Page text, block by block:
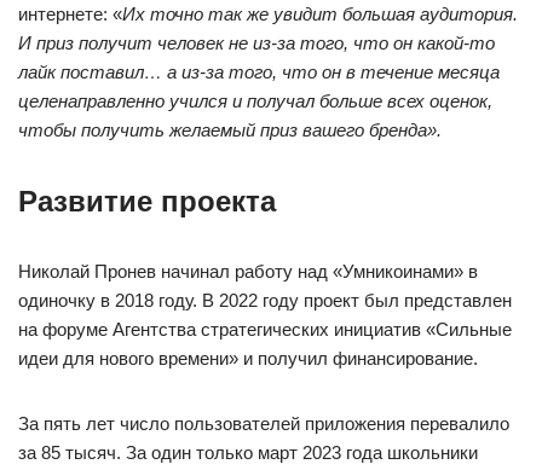
интернете: «Их точно так же увидит большая аудитория.
И приз получит человек не из-за того, что он какой-то
лайк поставил… а из-за того, что он в течение месяца
целенаправленно учился и получал больше всех оценок,
чтобы получить желаемый приз вашего бренда».
Развитие проекта
Николай Пронев начинал работу над «Умникоинами» в
одиночку в 2018 году. В 2022 году проект был представлен
на форуме Агентства стратегических инициатив «Сильные
идеи для нового времени» и получил финансирование.
За пять лет число пользователей приложения перевалило
за 85 тысяч. За один только март 2023 года школьники